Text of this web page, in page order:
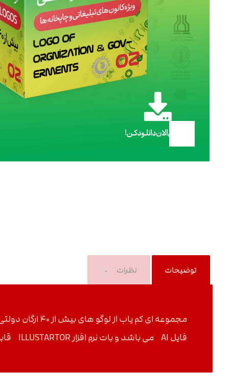
توضیحات نظرات ۰
مجموعه ای
فایل AI می باشد و بات نرم افزار ILLUSTARTOR قابل ویرایش می باشند .